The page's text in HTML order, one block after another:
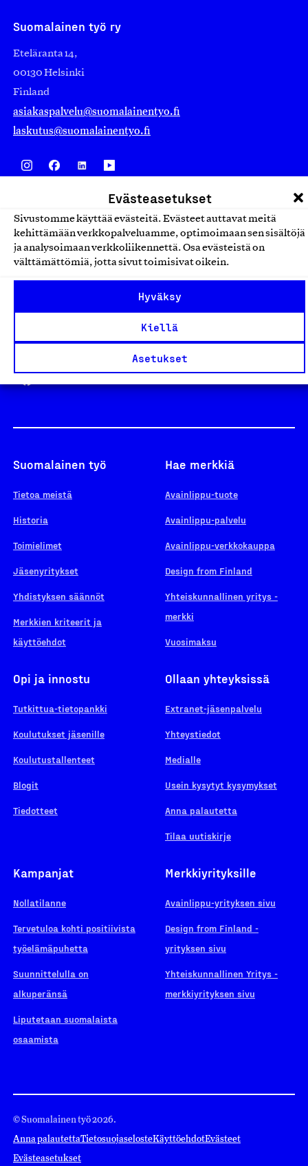
Evästeasetukset
Sivustomme käyttää evästeitä. Evästeet auttavat meitä
kehittämään verkkopalveluamme, optimoimaan sen sisältöjä
ja analysoimaan verkkoliikennettä. Osa evästeistä on
välttämättömiä, jotta sivut toimisivat oikein.
Hyväksy
Kiellä
Asetukset
Suomalainen työ ry
Eteläranta 14,
00130 Helsinki
Finland
asiakaspalvelu@suomalainentyo.fi
laskutus@suomalainentyo.fi
Yhteiskunnallinen Yritys -merkki
Suomalainen työ
Tietoa meistä
Historia
Toimielimet
Jäsenyritykset
Yhdistyksen säännöt
Merkkien kriteerit ja
käyttöehdot
Hae merkkiä
Avainlippu-tuote
Avainlippu-palvelu
Avainlippu-verkkokauppa
Design from Finland
Yhteiskunnallinen yritys -
merkki
Vuosimaksu
Opi ja innostu
Tutkittua-tietopankki
Koulutukset jäsenille
Koulutustallenteet
Blogit
Tiedotteet
Ollaan yhteyksissä
Extranet-jäsenpalvelu
Yhteystiedot
Medialle
Usein kysytyt kysymykset
Anna palautetta
Tilaa uutiskirje
Kampanjat
Nollatilanne
Tervetuloa kohti positiivista
työelämäpuhetta
Suunnittelulla on
alkuperänsä
Liputetaan suomalaista
osaamista
Merkkiyrityksille
Avainlippu-yrityksen sivu
Design from Finland -
yrityksen sivu
Yhteiskunnallinen Yritys -
merkkiyrityksen sivu
© Suomalainen työ 2026.
Anna palautettaTietosuojaselosteKäyttöehdotEvästeet
Evästeasetukset